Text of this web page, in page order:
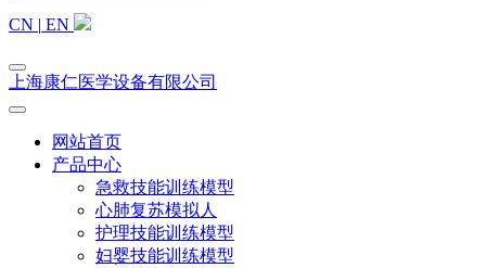
CN | EN
上海康仁医学设备有限公司
网站首页
产品中心
急救技能训练模型
心肺复苏模拟人
护理技能训练模型
妇婴技能训练模型